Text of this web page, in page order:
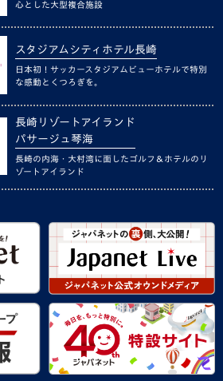
心とした大型複合施設
スタジアムシティホテル長崎
日本初！サッカースタジアムビューホテルで特別
な感動とくつろぎを。
長崎リゾートアイランド
パサージュ琴海
長崎の内海・大村湾に面したゴルフ＆ホテルのリ
ゾートアイランド